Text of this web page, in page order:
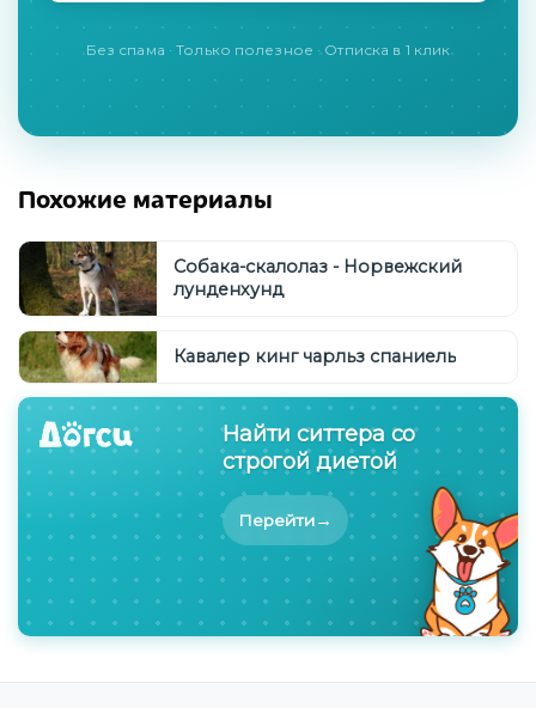
Без спама · Только полезное · Отписка в 1 клик
Похожие материалы
Собака-скалолаз - Норвежский
лунденхунд
Кавалер кинг чарльз спаниель
Найти ситтера со
строгой диетой
Перейти→